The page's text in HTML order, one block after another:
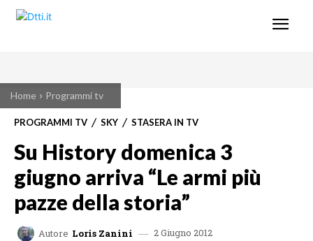
Home Programmi tv
PROGRAMMI TV SKY STASERA IN TV
Su History domenica 3
giugno arriva “Le armi più
pazze della storia”
Autore Loris Zanini 2 Giugno 2012